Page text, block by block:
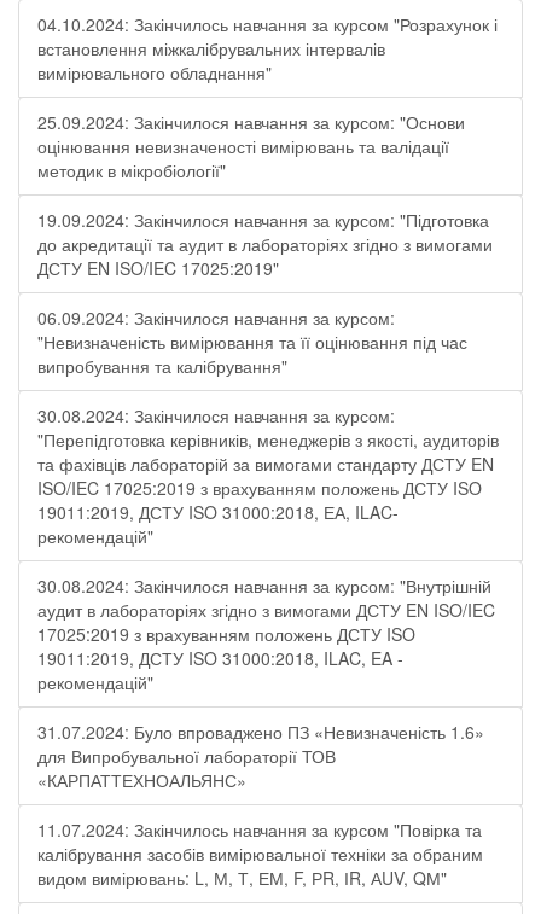
04.10.2024: Закінчилось навчання за курсом "Розрахунок і
встановлення міжкалібрувальних інтервалів
вимірювального обладнання"
25.09.2024: Закінчилося навчання за курсом: "Основи
оцінювання невизначеності вимірювань та валідації
методик в мікробіології"
19.09.2024: Закінчилося навчання за курсом: "Підготовка
до акредитації та аудит в лабораторіях згідно з вимогами
ДСТУ EN ISO/IEC 17025:2019"
06.09.2024: Закінчилося навчання за курсом:
"Невизначеність вимірювання та її оцінювання під час
випробування та калібрування"
30.08.2024: Закінчилося навчання за курсом:
"Перепідготовка керівників, менеджерів з якості, аудиторів
та фахівців лабораторій за вимогами стандарту ДСТУ EN
ISO/IEC 17025:2019 з врахуванням положень ДСТУ ISO
19011:2019, ДСТУ ISO 31000:2018, ЕА, ILAC-
рекомендацій"
30.08.2024: Закінчилося навчання за курсом: "Внутрішній
аудит в лабораторіях згідно з вимогами ДСТУ EN ISO/IEC
17025:2019 з врахуванням положень ДСТУ ISO
19011:2019, ДСТУ ISO 31000:2018, ILAC, EA -
рекомендацій"
31.07.2024: Було впроваджено ПЗ «Невизначеність 1.6»
для Випробувальної лабораторії ТОВ
«КАРПАТТЕХНОАЛЬЯНС»
11.07.2024: Закінчилось навчання за курсом "Повірка та
калібрування засобів вимірювальної техніки за обраним
видом вимірювань: L, М, Т, ЕМ, F, РR, ІR, АUV, QМ"